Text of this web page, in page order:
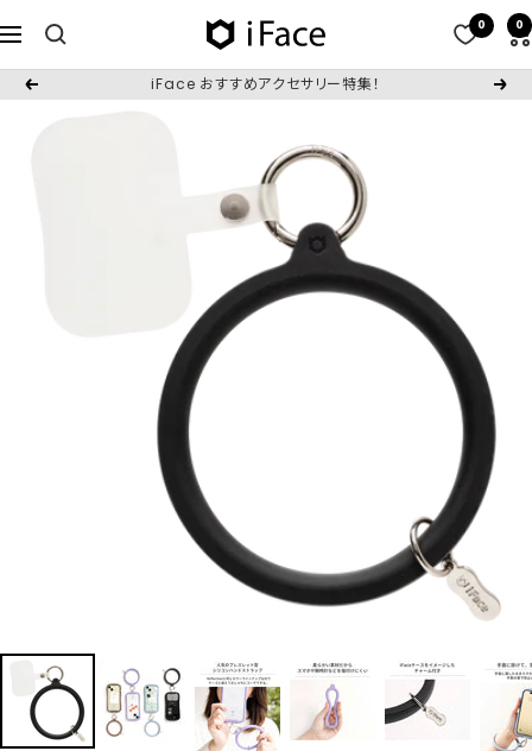
ン
ナ
ビ
ゲ
iFace
日
本
サ
イ
0 0
戻
iFace おすすめアクセサリー特集！
次